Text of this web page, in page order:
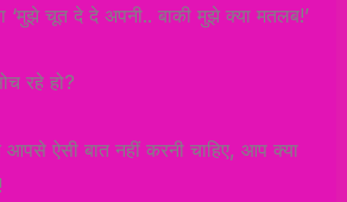
‘मुझे चूत दे दे अपनी.. बाकी मुझे क्या मतलब!’
रहे हो?
ऐसी बात नहीं करनी चाहिए, आप क्या